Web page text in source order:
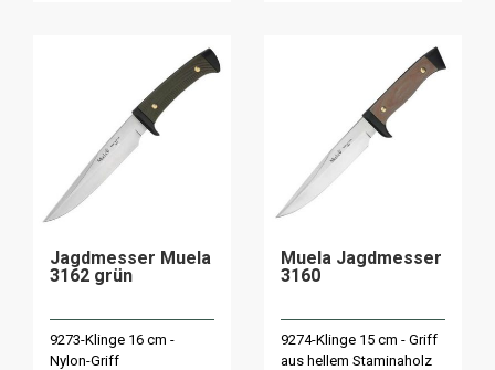
Jagdmesser Muela
3162 grün
9273-Klinge 16 cm -
Nylon-Griff
Muela Jagdmesser
3160
9274-Klinge 15 cm - Griff
aus hellem Staminaholz